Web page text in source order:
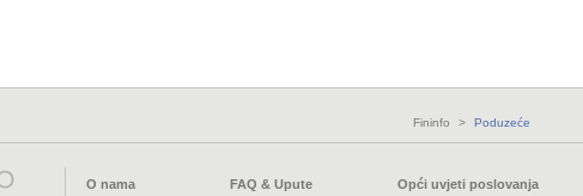
Fininfo > Poduzeće
O nama
FAQ & Upute
Opći uvjeti poslovanja